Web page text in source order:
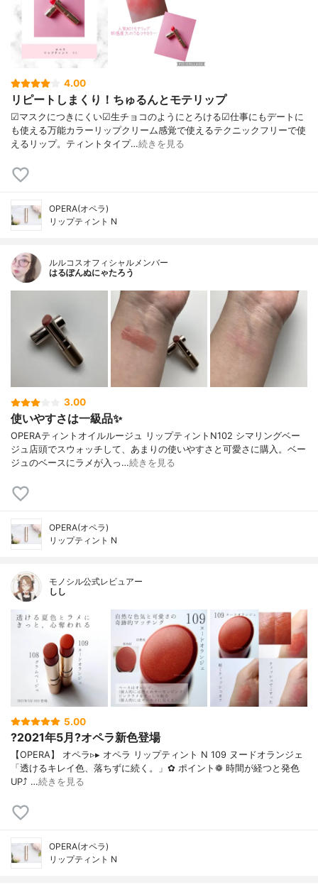
4.00
リピートしまくり！ちゅるんとモテリップ
☑︎マスクにつきにくい☑︎生チョコのようにとろける☑︎仕事にもデートに
も使える万能カラーリップクリーム感覚で使えるテクニックフリーで使
えるリップ。ティントタイプ…続きを見る
OPERA(オペラ)
リップティント N
ルルコスオフィシャルメンバー
はるぽんぬにゃたろう
3.00
使いやすさは一級品✨
OPERAティントオイルルージュ リップティントN102 シマリングベー
ジュ店頭でスウォッチして、あまりの使いやすさと可愛さに購入。ベー
ジュのベースにラメが入っ…続きを見る
OPERA(オペラ)
リップティント N
モノシル公式レビュアー
しし
5.00
?2021年5月?オペラ新色登場
【OPERA】 オペラ▹▸ オペラ リップティント N 109 ヌードオランジェ
「透けるキレイ色、落ちずに続く。」✿ ポイント❁︎ 時間が経つと発色
UP⤴ …続きを見る
OPERA(オペラ)
リップティント N